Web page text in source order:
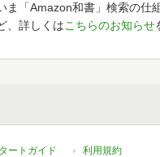
ま「Amazon和書」検索の仕
、詳しくはこちらのお知らせ
ートガイド 利用規約